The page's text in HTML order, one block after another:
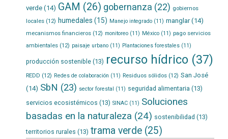
verde(14) GAM (26) gobernanza (22) gobiernos
locales(12) humedales (15) Manejo integrado(11) manglar(14)
mecanismos financieros(12) monitoreo(11) México(11) pago servicios
ambientales(12) paisaje urbano(11) Plantaciones forestales(11)
producción sostenible(13) recurso hídrico(37)
REDD (12) Redes de colaboración (11) Residuos sólidos(12) San José
(14) SbN (23) sector forestal (11) seguridad alimentaria (13)
servicios ecosistémicos (13) SINAC(11) Soluciones
basadas en la naturaleza (24) sostenibilidad (13)
territorios rurales (13) trama verde(25)